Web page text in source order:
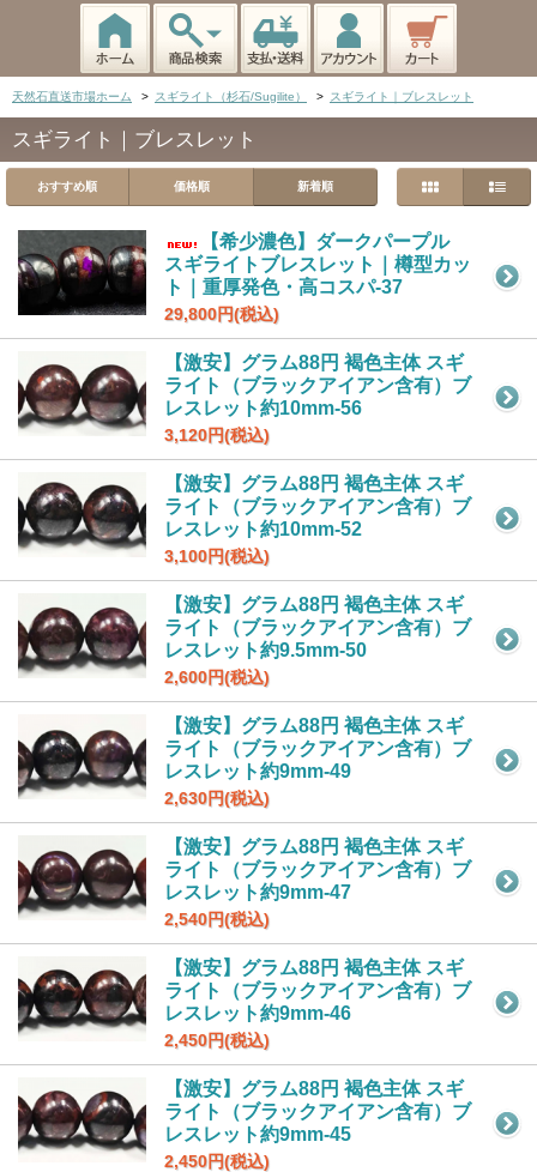
天然石直送市場ホーム > スギライト（杉石/Sugilite） > スギライト｜ブレスレット
スギライト｜ブレスレット
おすすめ順 価格順 新着順
【希少濃色】ダークパープル
スギライトブレスレット｜樽型カッ
ト｜重厚発色・高コスパ-37
29,800円(税込)
【激安】グラム88円 褐色主体 スギ
ライト（ブラックアイアン含有）ブ
レスレット約10mm-56
3,120円(税込)
【激安】グラム88円 褐色主体 スギ
ライト（ブラックアイアン含有）ブ
レスレット約10mm-52
3,100円(税込)
【激安】グラム88円 褐色主体 スギ
ライト（ブラックアイアン含有）ブ
レスレット約9.5mm-50
2,600円(税込)
【激安】グラム88円 褐色主体 スギ
ライト（ブラックアイアン含有）ブ
レスレット約9mm-49
2,630円(税込)
【激安】グラム88円 褐色主体 スギ
ライト（ブラックアイアン含有）ブ
レスレット約9mm-47
2,540円(税込)
【激安】グラム88円 褐色主体 スギ
ライト（ブラックアイアン含有）ブ
レスレット約9mm-46
2,450円(税込)
【激安】グラム88円 褐色主体 スギ
ライト（ブラックアイアン含有）ブ
レスレット約9mm-45
2,450円(税込)